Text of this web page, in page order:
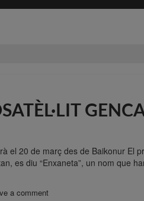
el 20 de març des de Baikonur
es diu “Enxaneta”, un nom que
a comment